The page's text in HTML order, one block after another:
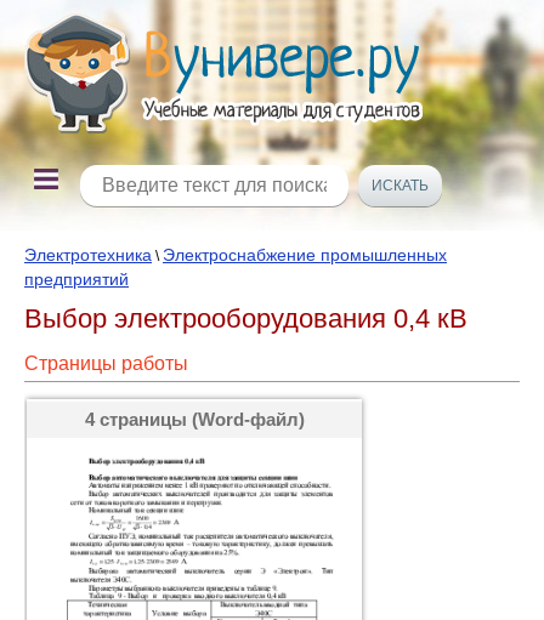
Электротехника \ Электроснабжение промышленных
предприятий
Выбор электрооборудования 0,4 кВ
Страницы работы
4 страницы (Word-файл)